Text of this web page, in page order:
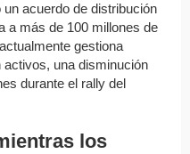
acuerdo de distribución
a más de 100 millones de
gestiona
activos, una disminución
durante el rally del
los